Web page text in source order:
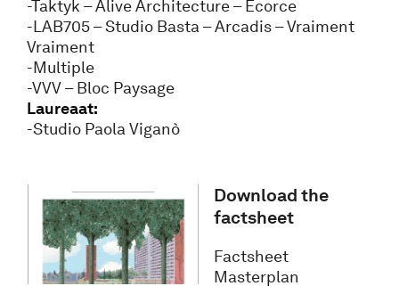
-Taktyk – Alive Architecture – Ecorce
-LAB705 – Studio Basta – Arcadis – Vraiment
Vraiment
-Multiple
-VVV – Bloc Paysage
Laureaat:
-Studio Paola Viganò
Download the
factsheet
Factsheet
Masterplan